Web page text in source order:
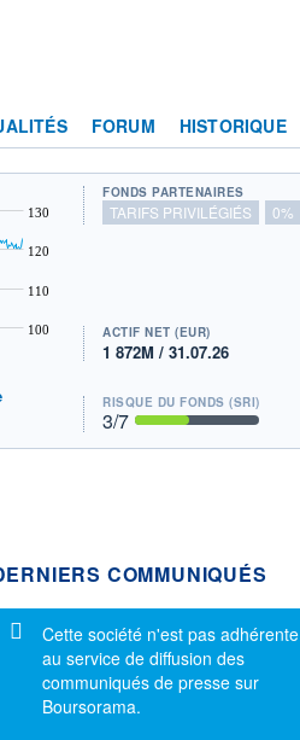
FORUM HISTORIQUE
100
110
120
130
FONDS PARTENAIRES
TARIFS PRIVILÉGIÉS 0%
ACTIF NET (EUR)
1 872M / 31.07.26
RISQUE DU FONDS (SRI)
3/7
COMMUNIQUÉS
Message d'information
Cette société n'est pas adhérente
au service de diffusion des
communiqués de presse sur
Boursorama.